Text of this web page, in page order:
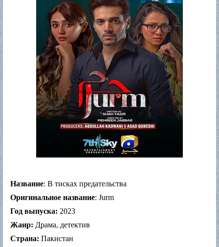
Название: В тисках предательства
Оригинальное название: Jurm
Год выпуска: 2023
Жанр: Драма, детектив
Страна: Пакистан